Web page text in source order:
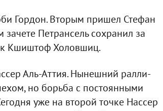
Гордон. Вторым пришел Стефан
Петрансель сохранил за
Кшиштоф Холовшиц.
Аль-Аттия. Нынешний ралли-
но борьба с постоянными
уже на второй точке Нассер